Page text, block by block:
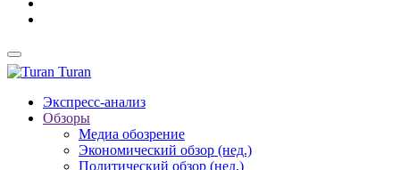
Turan
Экспресс-анализ
Обзоры
Медиа обозрение
Экономический обзор (нед.)
Политический обзор (нед.)